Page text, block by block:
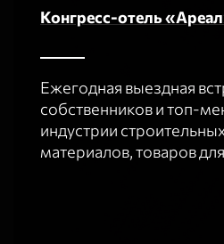
Конгресс-отель
Ежегодная выездная
собственников и топ-
индустрии
материалов, товаров